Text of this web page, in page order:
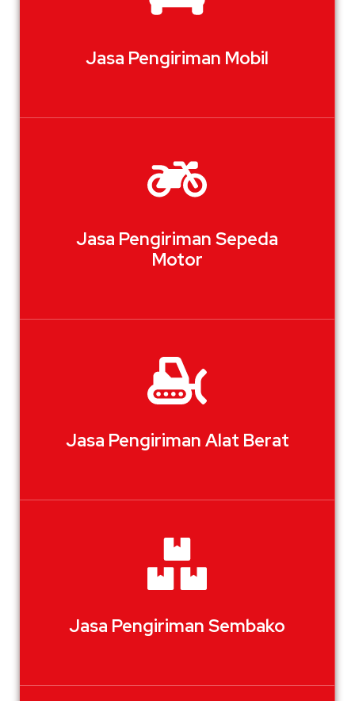
Jasa Pengiriman Mobil
Jasa Pengiriman Sepeda
Motor
Jasa Pengiriman Alat Berat
Jasa Pengiriman Sembako